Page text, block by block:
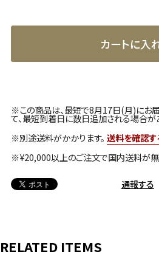
カートに入
※この商品は、最短で8月17日(月)にお
て、最短到着日に数日追加される場合が
※別途送料がかかります。 送料を確認す
※¥20,000以上のご注文で国内送料が無
通報する
RELATED ITEMS